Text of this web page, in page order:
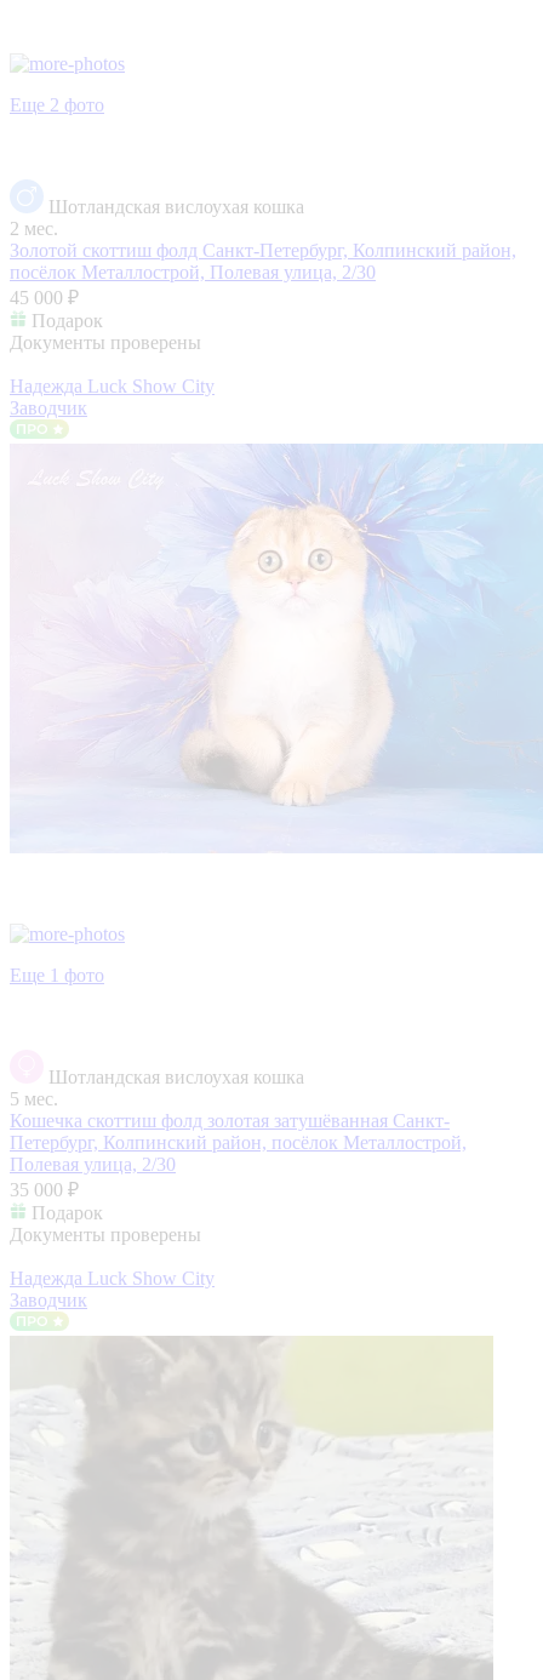
Еще 2 фото
Шотландская вислоухая кошка
2 мес.
Золотой скоттиш фолд Санкт-Петербург, Колпинский район,
посёлок Металлострой, Полевая улица, 2/30
45 000 ₽
Подарок
Документы проверены
Надежда Luck Show City
Заводчик
Еще 1 фото
Шотландская вислоухая кошка
5 мес.
Кошечка скоттиш фолд золотая затушёванная Санкт-
Петербург, Колпинский район, посёлок Металлострой,
Полевая улица, 2/30
35 000 ₽
Подарок
Документы проверены
Надежда Luck Show City
Заводчик